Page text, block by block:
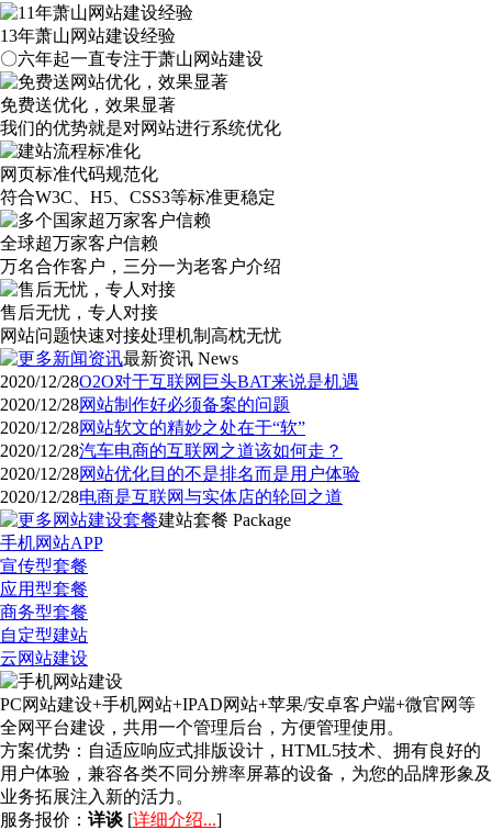
13年萧山网站建设经验
〇六年起一直专注于萧山网站建设
免费送优化，效果显著
我们的优势就是对网站进行系统优化
网页标准代码规范化
符合W3C、H5、CSS3等标准更稳定
全球超万家客户信赖
万名合作客户，三分一为老客户介绍
售后无忧，专人对接
网站问题快速对接处理机制高枕无忧
最新资讯 News
2020/12/28O2O对于互联网巨头BAT来说是机遇
2020/12/28网站制作好必须备案的问题
2020/12/28网站软文的精妙之处在于“软”
2020/12/28汽车电商的互联网之道该如何走？
2020/12/28网站优化目的不是排名而是用户体验
2020/12/28电商是互联网与实体店的轮回之道
建站套餐 Package
手机网站APP
宣传型套餐
应用型套餐
商务型套餐
自定型建站
云网站建设
PC网站建设+手机网站+IPAD网站+苹果/安卓客户端+微官网等
全网平台建设，共用一个管理后台，方便管理使用。
方案优势： 自适应响应式排版设计，HTML5技术、拥有良好的
用户体验，兼容各类不同分辨率屏幕的设备，为您的品牌形象及
业务拓展注入新的活力。
服务报价： 详谈 [详细介绍...]